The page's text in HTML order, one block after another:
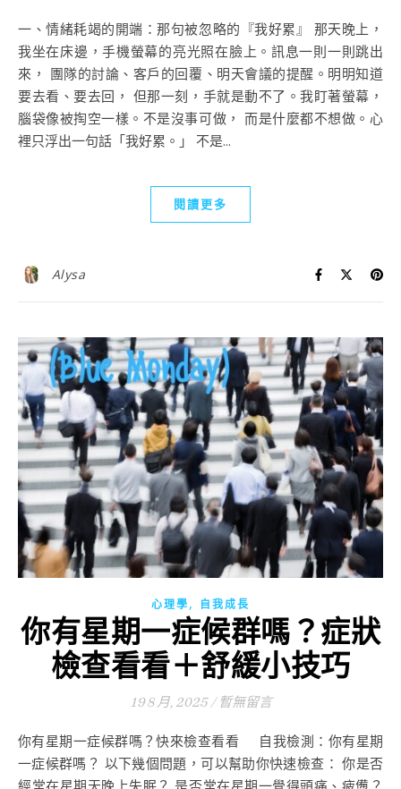
一、情緒耗竭的開端：那句被忽略的『我好累』 那天晚上，
我坐在床邊，手機螢幕的亮光照在臉上。訊息一則一則跳出
來， 團隊的討論、客戶的回覆、明天會議的提醒。明明知道
要去看、要去回， 但那一刻，手就是動不了。我盯著螢幕，
腦袋像被掏空一樣。不是沒事可做， 而是什麼都不想做。心
裡只浮出一句話「我好累。」 不是...
閱讀更多
Alysa
心理學, 自我成長
你有星期一症候群嗎？症狀
檢查看看＋舒緩小技巧
19 8 月, 2025 / 暫無留言
你有星期一症候群嗎？快來檢查看看 自我檢測：你有星期
一症候群嗎？ 以下幾個問題，可以幫助你快速檢查： 你是否